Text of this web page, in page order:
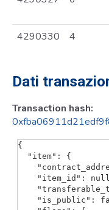
4290330
4
Dati
Transaction hash:
{
  "item": {
"item_id":
"is_public":